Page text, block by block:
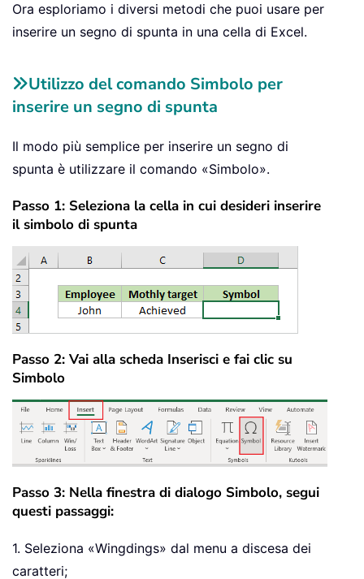
Ora esploriamo i diversi metodi che puoi usare per
inserire un segno di spunta in una cella di Excel.
Utilizzo del comando Simbolo per
inserire un segno di spunta
Il modo più semplice per inserire un segno di
spunta è utilizzare il comando «Simbolo».
Passo 1: Seleziona la cella in cui desideri inserire
il simbolo di spunta
Passo 2: Vai alla scheda Inserisci e fai clic su
Simbolo
Passo 3: Nella finestra di dialogo Simbolo, segui
questi passaggi:
1. Seleziona «Wingdings» dal menu a discesa dei
caratteri;